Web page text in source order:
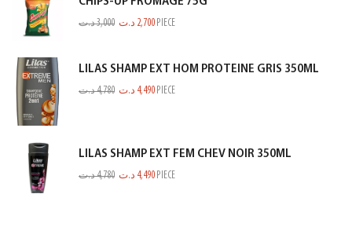
3,000د.ت 2,700 د.ت PIECE
LILAS SHAMP EXT HOM PROTEINE GRIS 350ML
4,780د.ت 4,490 د.ت PIECE
LILAS SHAMP EXT FEM CHEV NOIR 350ML
4,780د.ت 4,490 د.ت PIECE